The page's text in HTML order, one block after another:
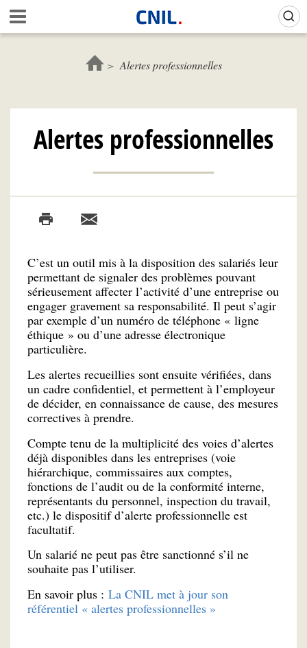
Aller
au
contenu
c
l
C
N
Alertes professionnelles
Alertes professionnelles
C’est un outil mis à la disposition des salariés leur
permettant de signaler des problèmes pouvant
sérieusement affecter l’activité d’une entreprise ou
engager gravement sa responsabilité. Il peut s’agir
par exemple d’un numéro de téléphone « ligne
éthique » ou d’une adresse électronique
particulière.
Les alertes recueillies sont ensuite vérifiées, dans
un cadre confidentiel, et permettent à l’employeur
de décider, en connaissance de cause, des mesures
correctives à prendre.
Compte tenu de la multiplicité des voies d’alertes
déjà disponibles dans les entreprises (voie
hiérarchique, commissaires aux comptes,
fonctions de l’audit ou de la conformité interne,
représentants du personnel, inspection du travail,
etc.) le dispositif d’alerte professionnelle est
facultatif.
Un salarié ne peut pas être sanctionné s’il ne
souhaite pas l’utiliser.
En savoir plus : La CNIL met à jour son
référentiel « alertes professionnelles »
Gestion de vos préférences sur les cookies (témoins de connexion)